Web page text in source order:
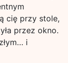
cię przy stole,
przez okno.
i